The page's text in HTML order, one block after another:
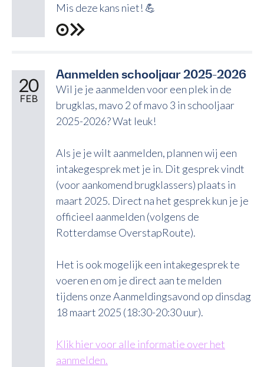
Mis deze kans niet! 💪
Aanmelden schooljaar 2025-2026
20
FEB
Wil je je aanmelden voor een plek in de
brugklas, mavo 2 of mavo 3 in schooljaar
2025-2026? Wat leuk!
Als je je wilt aanmelden, plannen wij een
intakegesprek met je in. Dit gesprek vindt
(voor aankomend brugklassers) plaats in
maart 2025. Direct na het gesprek kun je je
officieel aanmelden (volgens de
Rotterdamse OverstapRoute).
Het is ook mogelijk een intakegesprek te
voeren en om je direct aan te melden
tijdens onze Aanmeldingsavond op dinsdag
18 maart 2025 (18:30-20:30 uur).
Klik hier voor alle informatie over het
aanmelden.